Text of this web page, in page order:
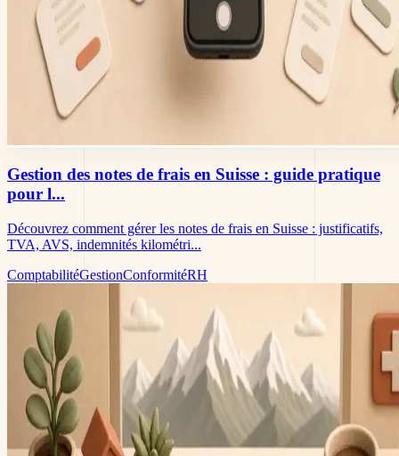
Gestion des notes de frais en Suisse : guide pratique
pour l...
Découvrez comment gérer les notes de frais en Suisse : justificatifs,
TVA, AVS, indemnités kilométri...
ComptabilitéGestionConformitéRH